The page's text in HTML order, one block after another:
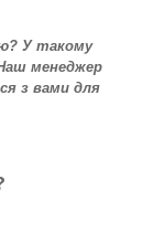
У такому
менеджер
з вами для